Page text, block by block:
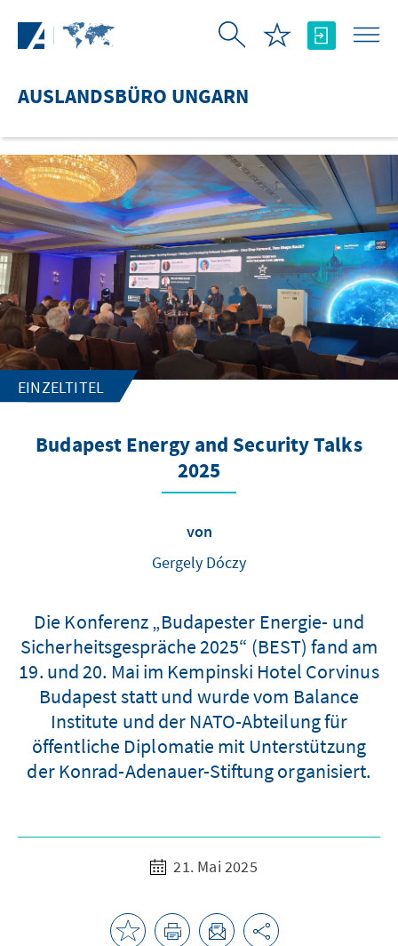
AUSLANDSBÜRO UNGARN
EINZELTITEL
Budapest Energy and Security Talks
2025
von
Gergely Dóczy
Die Konferenz „Budapester Energie- und
Sicherheitsgespräche 2025“ (BEST) fand am
19. und 20. Mai im Kempinski Hotel Corvinus
Budapest statt und wurde vom Balance
Institute und der NATO-Abteilung für
öffentliche Diplomatie mit Unterstützung
der Konrad-Adenauer-Stiftung organisiert.
21. Mai 2025